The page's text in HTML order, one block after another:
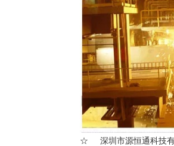
☆ 深圳市源恒通科技有